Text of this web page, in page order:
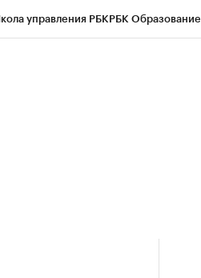
управления РБКРБК Образование